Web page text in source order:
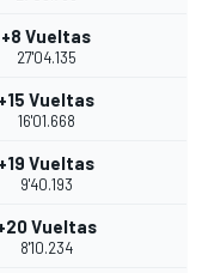
+8 Vueltas
27'04.135
+15 Vueltas
16'01.668
+19 Vueltas
9'40.193
Vueltas
8'10.234